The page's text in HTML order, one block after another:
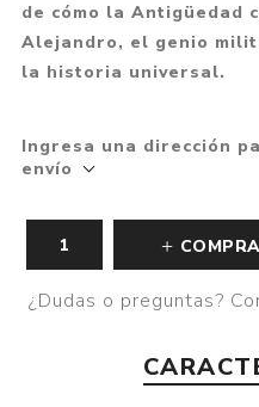
de cómo la Antigüedad
Alejandro, el genio
la historia universal.
Ingresa una dirección
envío
¿Dudas o preguntas?